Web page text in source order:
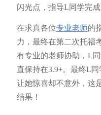
闪光点，指导L同学完成
在求真各位专业老师的
力，最终在第二次托福
有专业的老师协助，L
直保持在3.9+。最终L
让她惊喜却不意外，这
结果！